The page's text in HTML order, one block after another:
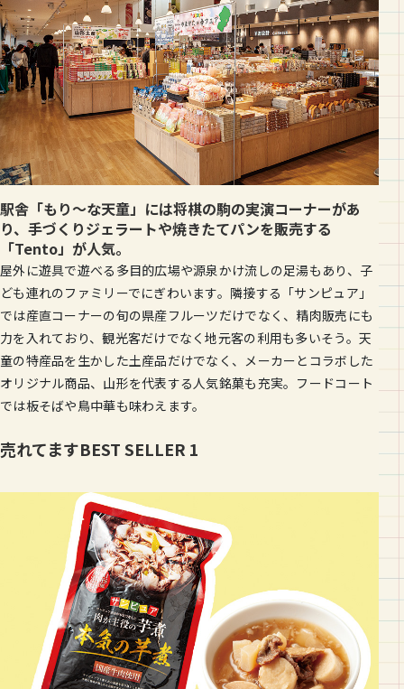
駅舎「もり～な天童」には将棋の駒の実演コーナーがあ
り、手づくりジェラートや焼きたてパンを販売する
「Tento」が人気。
屋外に遊具で遊べる多目的広場や源泉かけ流しの足湯もあり、子
ども連れのファミリーでにぎわいます。隣接する「サンピュア」
では産直コーナーの旬の県産フルーツだけでなく、精肉販売にも
力を入れており、観光客だけでなく地元客の利用も多いそう。天
童の特産品を生かした土産品だけでなく、メーカーとコラボした
オリジナル商品、山形を代表する人気銘菓も充実。フードコート
では板そばや鳥中華も味わえます。
売れてますBEST SELLER 1